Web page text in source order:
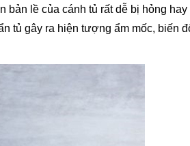
bản lề của cánh tủ rất dễ bị hỏng hay
tủ gây ra hiện tượng ẩm mốc, biến